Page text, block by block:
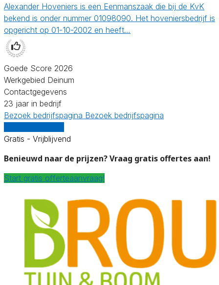
Alexander Hoveniers is een Eenmanszaak die bij de KvK
bekend is onder nummer 01098090. Het hoveniersbedrijf is
opgericht op 01-10-2002 en heeft…
Goede Score 2026
Werkgebied Deinum
Contactgegevens
23 jaar in bedrijf
Bezoek bedrijfspagina Bezoek bedrijfspagina
Gratis - Vrijblijvend
Benieuwd naar de prijzen? Vraag gratis offertes aan!
Start gratis offerteaanvraag!